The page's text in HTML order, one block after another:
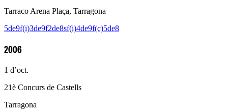
Tarraco Arena Plaça, Tarragona
5de9f(i)3de9f2de8sf(i)4de9f(c)5de8
2006
1 d’oct.
21è Concurs de Castells
Tarragona